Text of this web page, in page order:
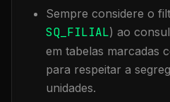
Sempre considere o
SQ_FILIAL) ao
em tabelas marcadas
para respeitar a
unidades.